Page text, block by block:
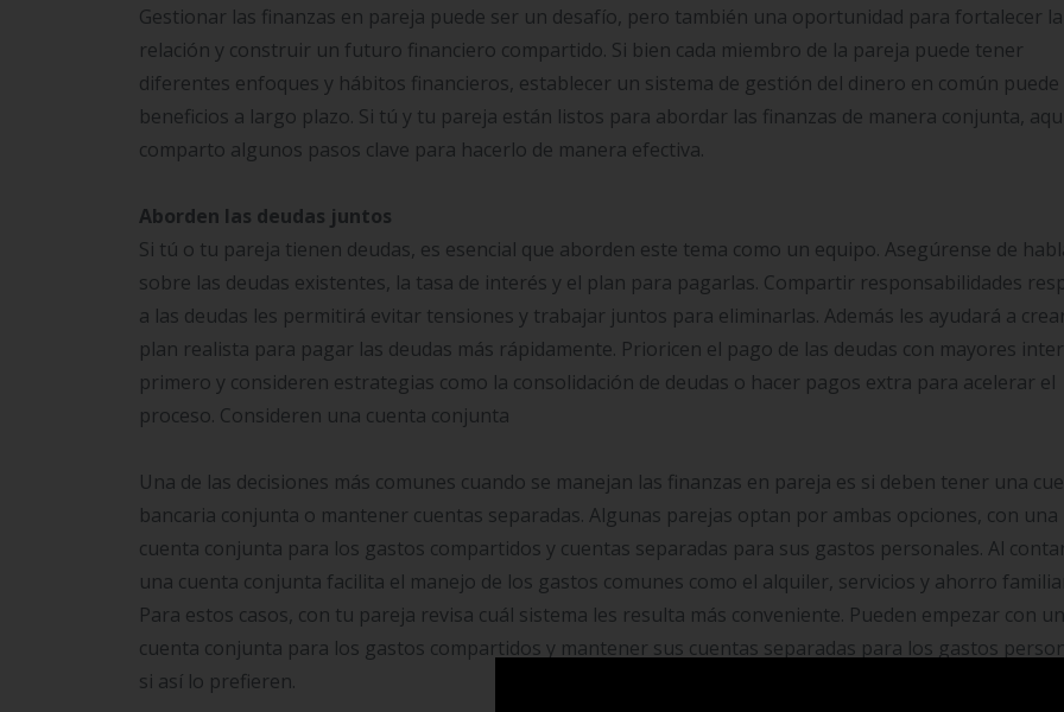
Gestionar las finanzas en pareja puede ser un desafío, pero también una oportunidad para fortalecer la
relación y construir un futuro financiero compartido. Si bien cada miembro de la pareja puede tener
diferentes enfoques y hábitos financieros, establecer un sistema de gestión del dinero en común
beneficios a largo plazo. Si tú y tu pareja están listos para abordar las finanzas de manera conjunta,
comparto algunos pasos clave para hacerlo de manera efectiva.
Aborden las deudas juntos
Si tú o tu pareja tienen deudas, es esencial que aborden este tema como un equipo. Asegúrense de
sobre las deudas existentes, la tasa de interés y el plan para pagarlas. Compartir responsabilidades
a las deudas les permitirá evitar tensiones y trabajar juntos para eliminarlas. Además les ayudará a
plan realista para pagar las deudas más rápidamente. Prioricen el pago de las deudas con mayores
primero y consideren estrategias como la consolidación de deudas o hacer pagos extra para acelerar el
proceso. Consideren una cuenta conjunta
Una de las decisiones más comunes cuando se manejan las finanzas en pareja es si deben tener una
bancaria conjunta o mantener cuentas separadas. Algunas parejas optan por ambas opciones, con una
cuenta conjunta para los gastos compartidos y cuentas separadas para sus gastos personales. Al
una cuenta conjunta facilita el manejo de los gastos comunes como el alquiler, servicios y ahorro
Para estos casos, con tu pareja revisa cuál sistema les resulta más conveniente. Pueden empezar con
cuenta conjunta para los gastos compartidos y mantener sus cuentas separadas para los gastos
si así lo prefieren.